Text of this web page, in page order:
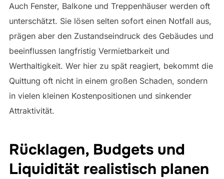
Auch Fenster, Balkone und Treppenhäuser werden oft
unterschätzt. Sie lösen selten sofort einen Notfall aus,
prägen aber den Zustandseindruck des Gebäudes und
beeinflussen langfristig Vermietbarkeit und
Werthaltigkeit. Wer hier zu spät reagiert, bekommt die
Quittung oft nicht in einem großen Schaden, sondern
in vielen kleinen Kostenpositionen und sinkender
Attraktivität.
Rücklagen, Budgets und
Liquidität realistisch planen